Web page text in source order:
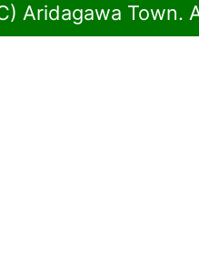
Aridagawa Town.